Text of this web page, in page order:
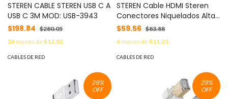
STEREN CABLE STEREN USB C A
USB C 3M MOD: USB-3943
$198.84 $280.05
24meses de$12.02
CABLES DE RED
STEREN Cable HDMI Steren
Conectores Niquelados Alta
Velocidad 90cm Color Negro
MOD: 206-843
$59.56 $83.88
6meses de$11.21
CABLES DE RED
29%
OFF
29%
OFF